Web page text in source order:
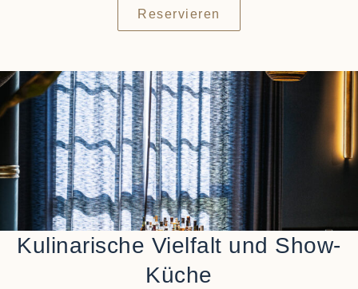
Reservieren
Kulinarische Vielfalt und Show-
Küche